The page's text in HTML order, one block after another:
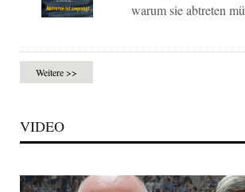
warum sie abtreten
Weitere >>
VIDEO